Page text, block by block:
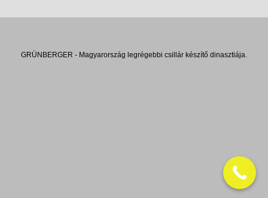
GRÜNBERGER - Magyarország legrégebbi csillár készítő dinasztiája.